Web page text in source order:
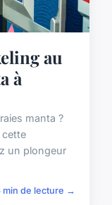
au
à
manta ?
cette
un plongeur
min de lecture →